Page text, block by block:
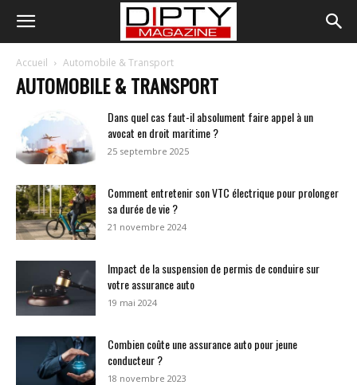
Accueil Automobile & Transport
AUTOMOBILE & TRANSPORT
Dans quel cas faut-il absolument faire appel à un
avocat en droit maritime ?
25 septembre 2025
Comment entretenir son VTC électrique pour prolonger
sa durée de vie ?
21 novembre 2024
Impact de la suspension de permis de conduire sur
votre assurance auto
19 mai 2024
Combien coûte une assurance auto pour jeune
conducteur ?
18 novembre 2023